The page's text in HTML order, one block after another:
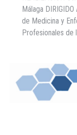
Málaga
de Medicina y
Profesionales de